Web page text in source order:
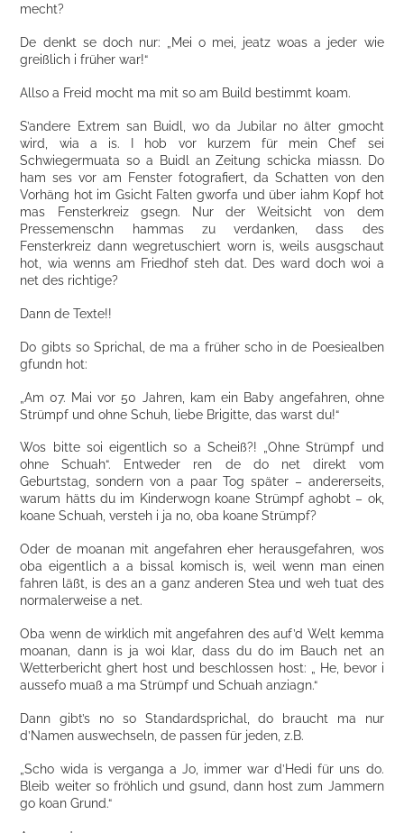
mecht?
De denkt se doch nur: „Mei o mei, jeatz woas a jeder wie
greißlich i früher war!“
Allso a Freid mocht ma mit so am Build bestimmt koam.
S’andere Extrem san Buidl, wo da Jubilar no älter gmocht
wird, wia a is. I hob vor kurzem für mein Chef sei
Schwiegermuata so a Buidl an Zeitung schicka miassn. Do
ham ses vor am Fenster fotografiert, da Schatten von den
Vorhäng hot im Gsicht Falten gworfa und über iahm Kopf hot
mas Fensterkreiz gsegn. Nur der Weitsicht von dem
Pressemenschn hammas zu verdanken, dass des
Fensterkreiz dann wegretuschiert worn is, weils ausgschaut
hot, wia wenns am Friedhof steh dat. Des ward doch woi a
net des richtige?
Dann de Texte!!
Do gibts so Sprichal, de ma a früher scho in de Poesiealben
gfundn hot:
„Am 07. Mai vor 50 Jahren, kam ein Baby angefahren, ohne
Strümpf und ohne Schuh, liebe Brigitte, das warst du!“
Wos bitte soi eigentlich so a Scheiß?! „Ohne Strümpf und
ohne Schuah“. Entweder ren de do net direkt vom
Geburtstag, sondern von a paar Tog später – andererseits,
warum hätts du im Kinderwogn koane Strümpf aghobt – ok,
koane Schuah, versteh i ja no, oba koane Strümpf?
Oder de moanan mit angefahren eher herausgefahren, wos
oba eigentlich a a bissal komisch is, weil wenn man einen
fahren läßt, is des an a ganz anderen Stea und weh tuat des
normalerweise a net.
Oba wenn de wirklich mit angefahren des auf’d Welt kemma
moanan, dann is ja woi klar, dass du do im Bauch net an
Wetterbericht ghert host und beschlossen host: „ He, bevor i
aussefo muaß a ma Strümpf und Schuah anziagn.“
Dann gibt’s no so Standardsprichal, do braucht ma nur
d’Namen auswechseln, de passen für jeden, z.B.
„Scho wida is verganga a Jo, immer war d’Hedi für uns do.
Bleib weiter so fröhlich und gsund, dann host zum Jammern
go koan Grund.“